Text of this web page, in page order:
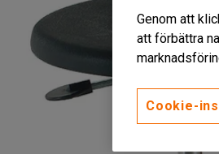
Genom att
att förbättra
Cookie-